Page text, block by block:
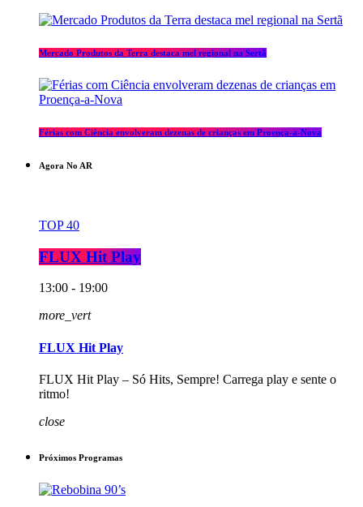
Mercado Produtos da Terra destaca mel regional na Sertã
Férias com Ciência envolveram dezenas de crianças em Proença-a-Nova
Agora No AR
TOP 40
FLUX Hit Play
13:00 - 19:00
more_vert
FLUX Hit Play
FLUX Hit Play – Só Hits, Sempre! Carrega play e sente o
ritmo!
close
Próximos Programas